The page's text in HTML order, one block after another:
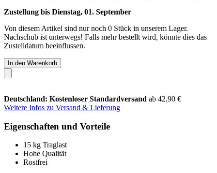
Zustellung bis Dienstag, 01. September
Von diesem Artikel sind nur noch 0 Stück in unserem Lager.
Nachschub ist unterwegs! Falls mehr bestellt wird, könnte dies das
Zustelldatum beeinflussen.
In den Warenkorb
Deutschland: Kostenloser Standardversand ab 42,90 €
Weitere Infos zu Versand & Lieferung
Eigenschaften und Vorteile
15 kg Traglast
Hohe Qualität
Rostfrei